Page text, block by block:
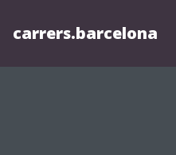
carrers.barcelona